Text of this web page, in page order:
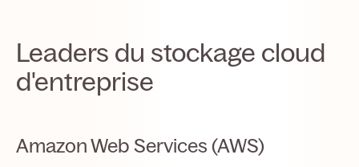
Leaders du stockage cloud
d'entreprise
Amazon Web Services (AWS)